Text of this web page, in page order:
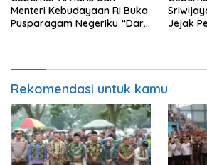
Menteri Kebudayaan RI Buka
Pusparagam Negeriku “Dari
Jejak
Rekomendasi untuk kamu